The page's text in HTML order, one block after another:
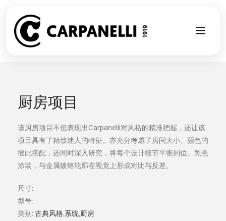
content
Toggle
现代风格
古典风格
厨房项目
该厨房项目不但表现出Carpanelli对风格的精准把握，还让该
项目具有了精致迷人的特征。亦充分考虑了房间大小、颜色的
彼此搭配，还同时深入研究，将每个设计细节平衡到位。黑色
涂装，与金属镀铬轮廓在视觉上形成对比与反差。
尺寸:
型号:
类别: 古典风格,系统,厨房